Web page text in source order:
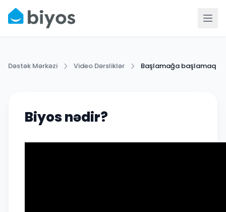
Dəstək Mərkəzi Video Dərsliklər Başlamağa başlamaq
Biyos nədir?